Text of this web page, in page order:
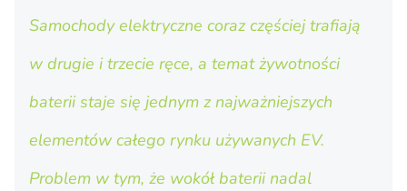
Samochody elektryczne coraz częściej trafiają
w drugie i trzecie ręce, a temat żywotności
baterii staje się jednym z najważniejszych
elementów całego rynku używanych EV.
Problem w tym, że wokół baterii nadal